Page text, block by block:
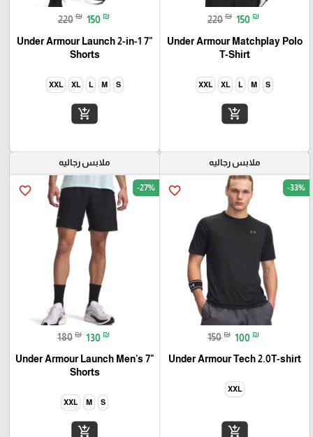
220 ₪ 150 ₪
Under Armour Matchplay Polo
T-Shirt
S
M
L
XL
XXL
add_shopping_cart
220 ₪ 150 ₪
Under Armour Launch 2-in-1 7"
Shorts
S
M
L
XL
XXL
add_shopping_cart
ملابس رجاليه
favorite_border -33%
150 ₪ 100 ₪
Under Armour Tech 2.0T-shirt
XXL
add_shopping_cart
ملابس رجاليه
favorite_border -27%
180 ₪ 130 ₪
Under Armour Launch Men's 7"
Shorts
S
M
XXL
add_shopping_cart